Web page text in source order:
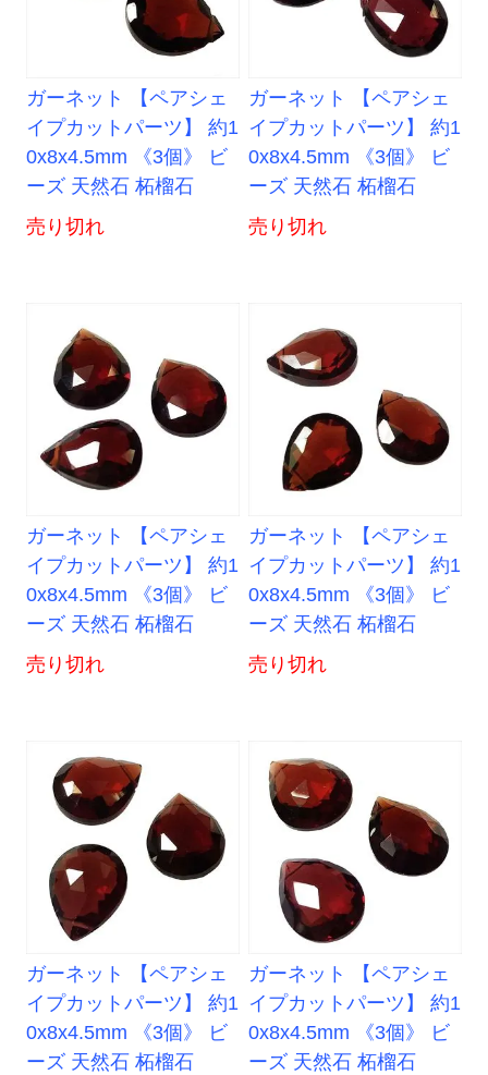
ガーネット 【ペアシェ
イプカットパーツ】 約1
0x8x4.5mm 《3個》 ビ
ーズ 天然石 柘榴石
売り切れ
ガーネット 【ペアシェ
イプカットパーツ】 約1
0x8x4.5mm 《3個》 ビ
ーズ 天然石 柘榴石
売り切れ
ガーネット 【ペアシェ
イプカットパーツ】 約1
0x8x4.5mm 《3個》 ビ
ーズ 天然石 柘榴石
売り切れ
ガーネット 【ペアシェ
イプカットパーツ】 約1
0x8x4.5mm 《3個》 ビ
ーズ 天然石 柘榴石
売り切れ
ガーネット 【ペアシェ
イプカットパーツ】 約1
0x8x4.5mm 《3個》 ビ
ーズ 天然石 柘榴石
ガーネット 【ペアシェ
イプカットパーツ】 約1
0x8x4.5mm 《3個》 ビ
ーズ 天然石 柘榴石